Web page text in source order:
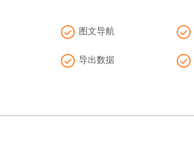
图文导航
导出数据